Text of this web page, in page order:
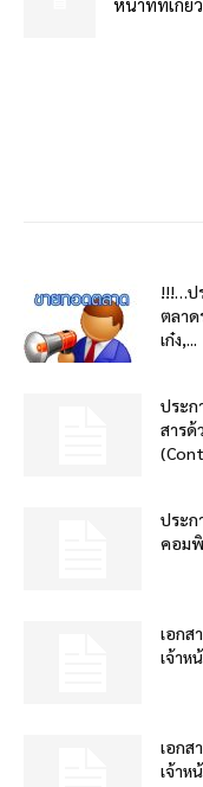
หน้าที่ที่เกี่ย
!!!…ป
ตลาด
เก๋ง,...
ประก
สารด้
ประก
คอมพิ
เอกส
เจ้าห
เอกส
เจ้าห